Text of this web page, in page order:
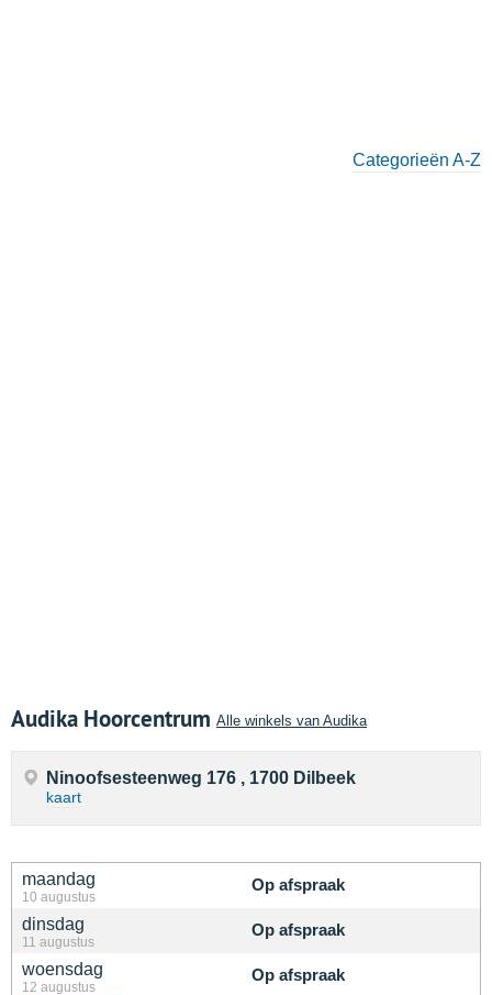
Categorieën A-Z
Audika Hoorcentrum Alle winkels van Audika
maandag
10 augustus
Op afspraak
dinsdag
11 augustus
Op afspraak
woensdag
12 augustus
Op afspraak
Ninoofsesteenweg 176 , 1700 Dilbeek
kaart